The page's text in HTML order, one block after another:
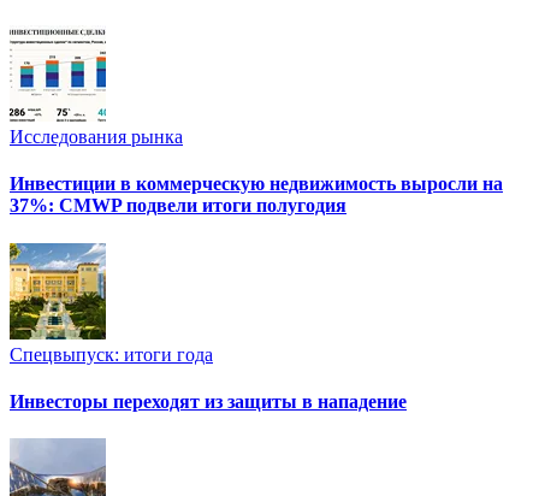
Исследования рынка
Инвестиции в коммерческую недвижимость выросли на
37%: CMWP подвели итоги полугодия
Спецвыпуск: итоги года
Инвесторы переходят из защиты в нападение